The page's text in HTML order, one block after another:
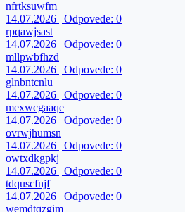
nfrtksuwfm
14.07.2026 | Odpovede: 0
rpqawjsast
14.07.2026 | Odpovede: 0
mllpwbfhzd
14.07.2026 | Odpovede: 0
glnbntcnlu
14.07.2026 | Odpovede: 0
mexwcgaaqe
14.07.2026 | Odpovede: 0
ovrwjhumsn
14.07.2026 | Odpovede: 0
owtxdkgpkj
14.07.2026 | Odpovede: 0
tdquscfnjf
14.07.2026 | Odpovede: 0
wemdtqzgim